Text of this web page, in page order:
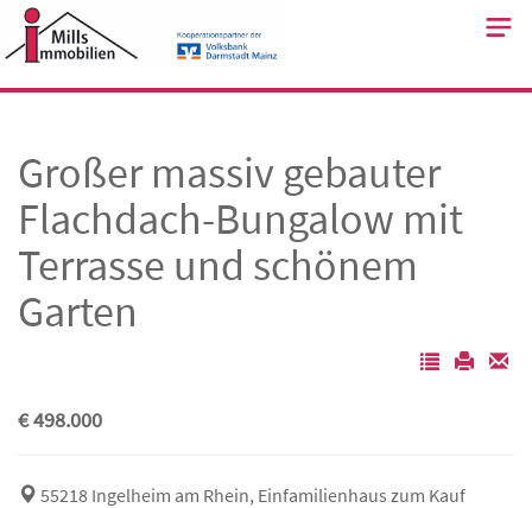
Skip
to
Großer massiv gebauter
Flachdach-Bungalow mit
Terrasse und schönem
Garten
€ 498.000
55218 Ingelheim am Rhein, Einfamilienhaus zum Kauf